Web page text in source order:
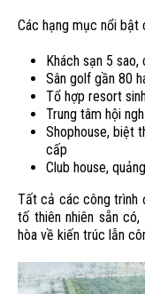
Các hạng mục nổi bật
Khách sạn 5
Sân golf gần 80
Tổ hợp resort
Trung tâm hội
Shophouse, biệt
cấp
Club house,
Tất cả các công trình
tố thiên nhiên sẵn
hòa về kiến trúc lẫn